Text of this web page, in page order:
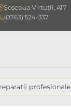
Șoseaua Virtuții, A17
(0763) 524-337
profesionale